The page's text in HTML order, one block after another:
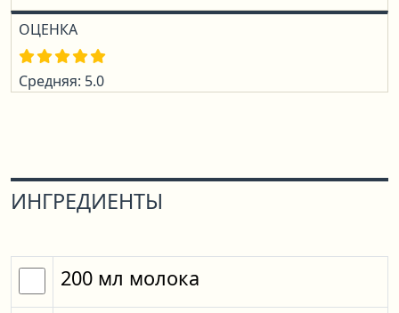
ОЦЕНКА
Средняя: 5.0
ИНГРЕДИЕНТЫ
200 мл молока